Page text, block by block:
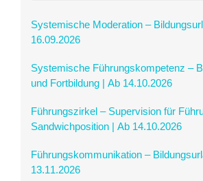
Systemische Moderation –
16.09.2026
Systemische Führungskompetenz –
und Fortbildung | Ab 14.10.2026
Führungszirkel – Supervision für
Sandwichposition | Ab 14.10.2026
Führungskommunikation –
13.11.2026